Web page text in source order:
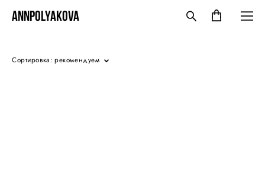
ANNPOLYAKOVA
Сортировка: рекомендуем